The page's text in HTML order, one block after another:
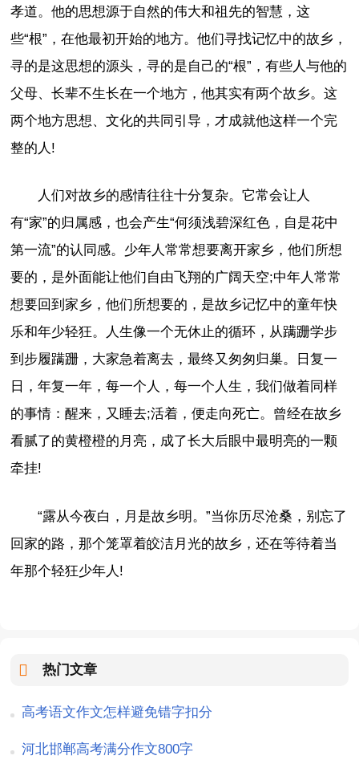
孝道。他的思想源于自然的伟大和祖先的智慧，这
些“根”，在他最初开始的地方。他们寻找记忆中的故乡，
寻的是这思想的源头，寻的是自己的“根”，有些人与他的
父母、长辈不生长在一个地方，他其实有两个故乡。这
两个地方思想、文化的共同引导，才成就他这样一个完
整的人!
人们对故乡的感情往往十分复杂。它常会让人
有“家”的归属感，也会产生“何须浅碧深红色，自是花中
第一流”的认同感。少年人常常想要离开家乡，他们所想
要的，是外面能让他们自由飞翔的广阔天空;中年人常常
想要回到家乡，他们所想要的，是故乡记忆中的童年快
乐和年少轻狂。人生像一个无休止的循环，从蹒跚学步
到步履蹒跚，大家急着离去，最终又匆匆归巢。日复一
日，年复一年，每一个人，每一个人生，我们做着同样
的事情：醒来，又睡去;活着，便走向死亡。曾经在故乡
看腻了的黄橙橙的月亮，成了长大后眼中最明亮的一颗
牵挂!
“露从今夜白，月是故乡明。”当你历尽沧桑，别忘了
回家的路，那个笼罩着皎洁月光的故乡，还在等待着当
年那个轻狂少年人!
热门文章
高考语文作文怎样避免错字扣分
河北邯郸高考满分作文800字